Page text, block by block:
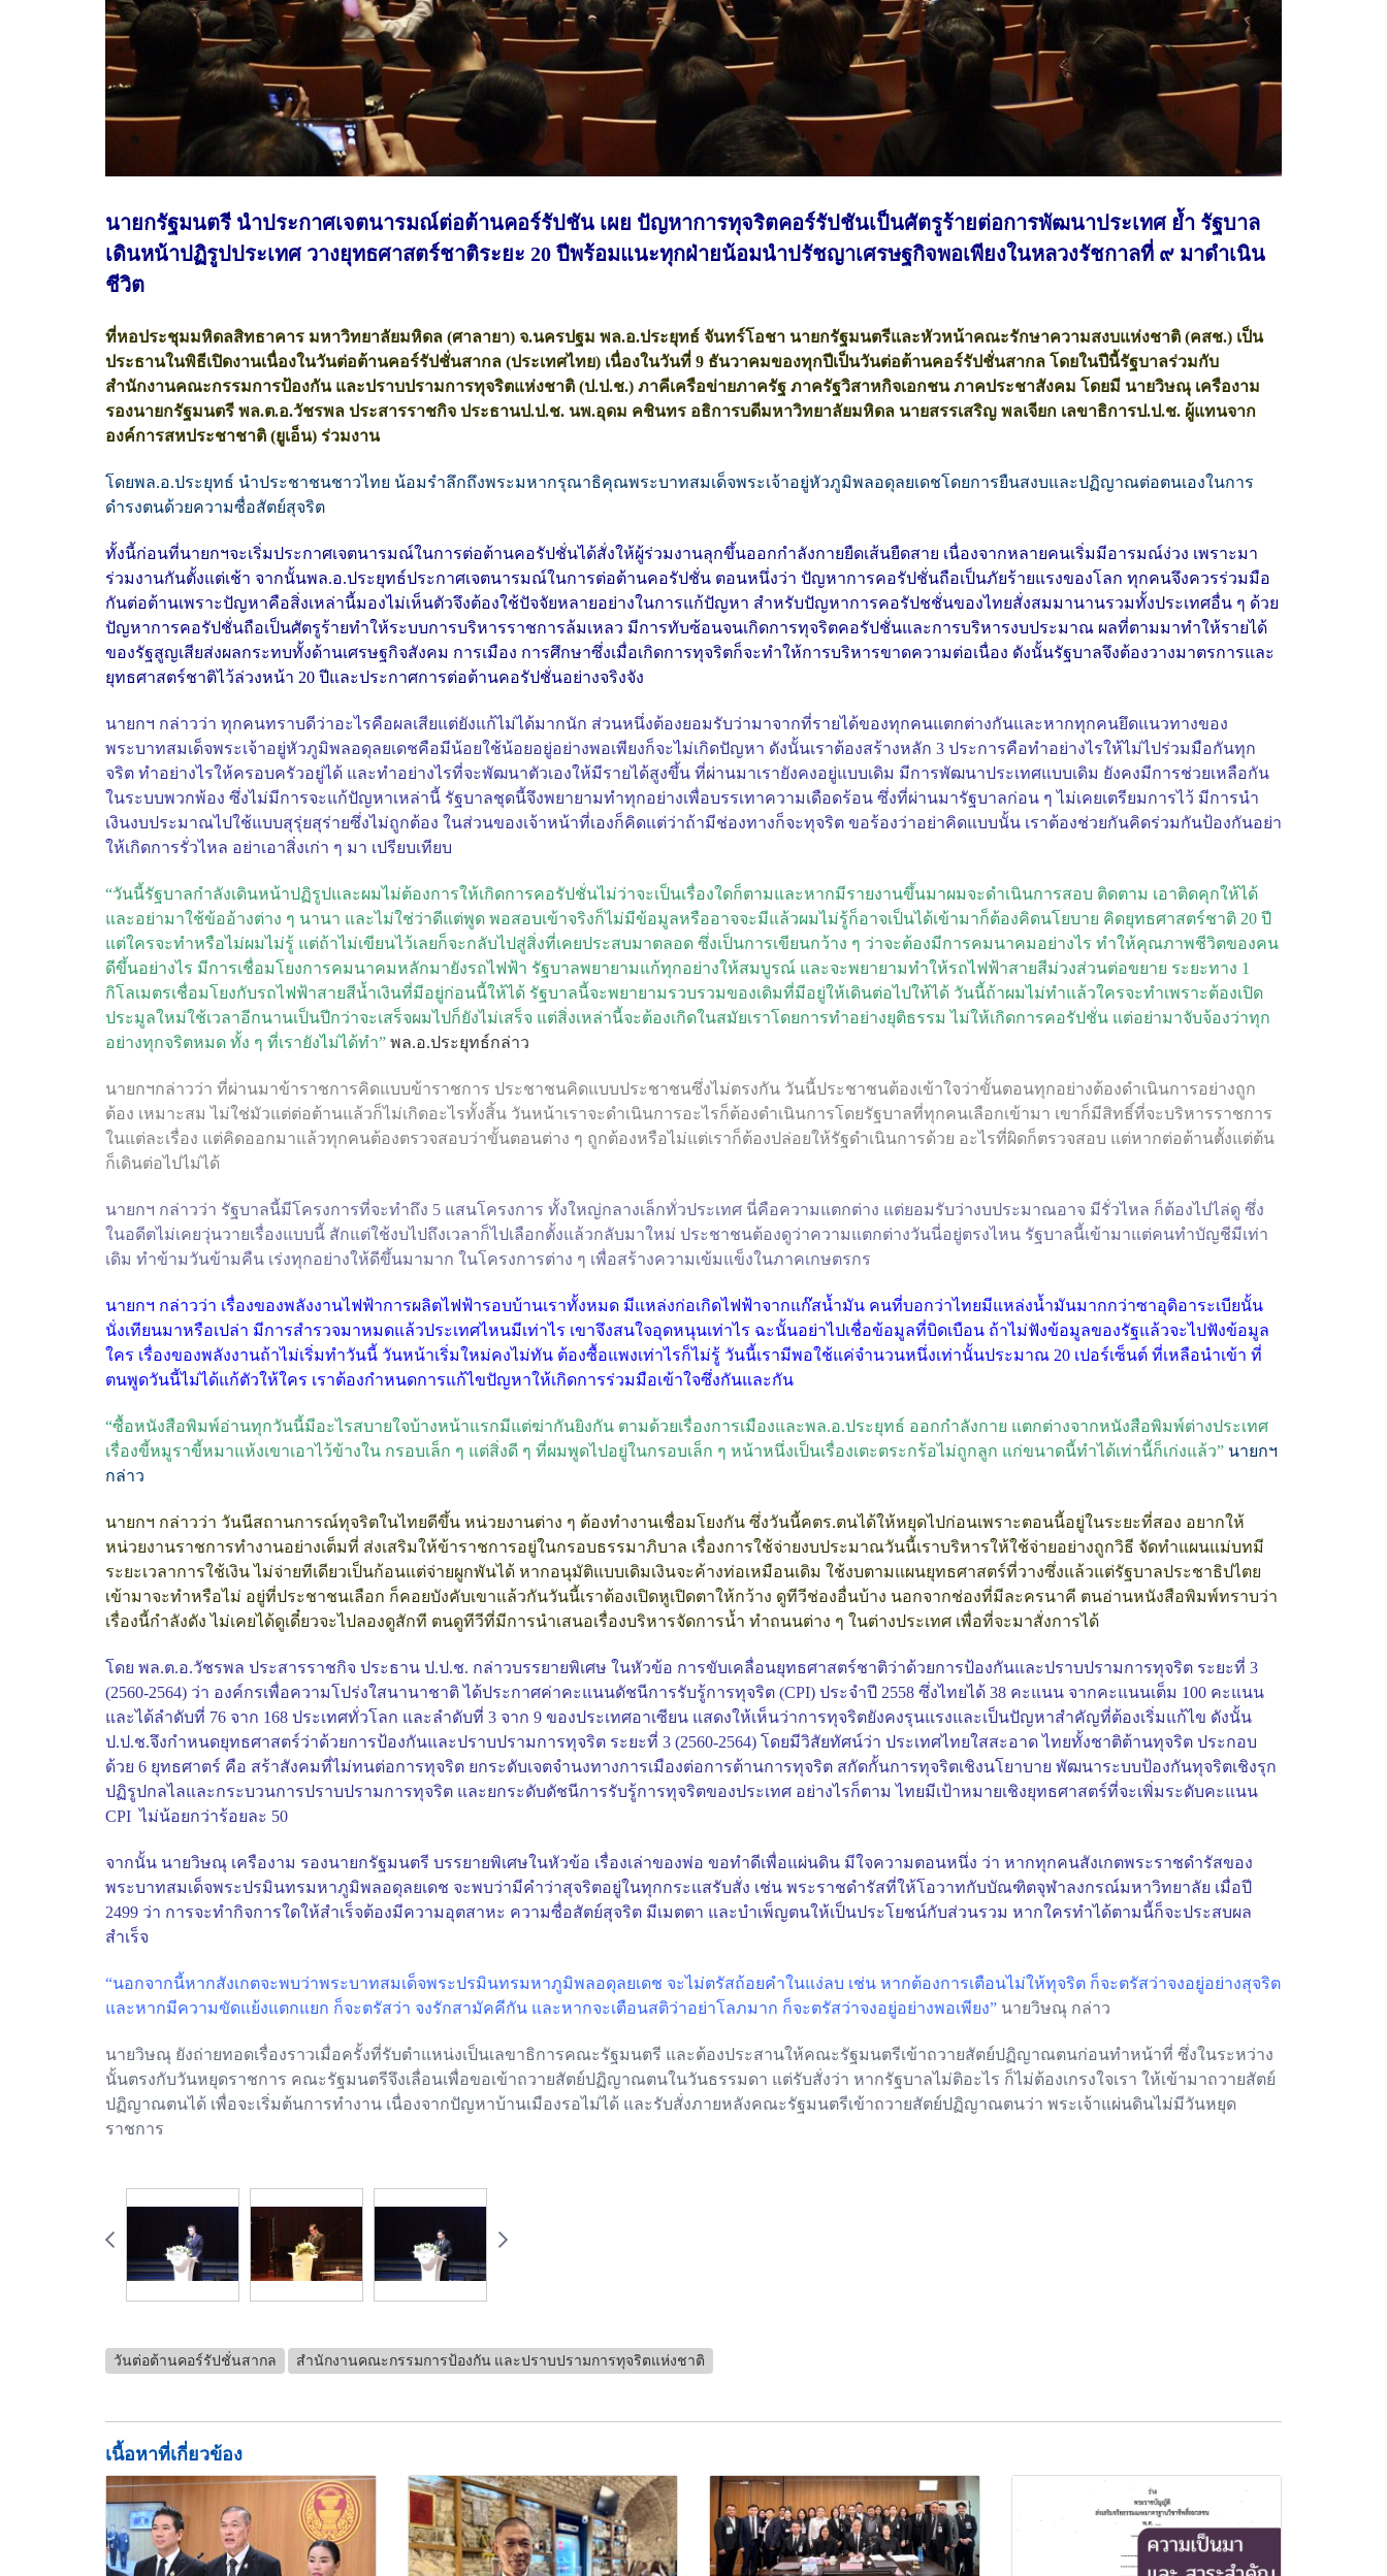
นายกรัฐมนตรี นำประกาศเจตนารมณ์ต่อต้านคอร์รัปชัน เผย ปัญหาการทุจริตคอร์รัปชันเป็นศัตรูร้ายต่อการพัฒนาประเทศ ย้ำ รัฐบาล
เดินหน้าปฏิรูปประเทศ วางยุทธศาสตร์ชาติระยะ 20 ปีพร้อมแนะทุกฝ่ายน้อมนำปรัชญาเศรษฐกิจพอเพียงในหลวงรัชกาลที่ ๙ มาดำเนิน
ชีวิต
ที่หอประชุมมหิดลสิทธาคาร มหาวิทยาลัยมหิดล (ศาลายา) จ.นครปฐม พล.อ.ประยุทธ์ จันทร์โอชา นายกรัฐมนตรีและหัวหน้าคณะรักษาความสงบแห่งชาติ (คสช.) เป็น
ประธานในพิธีเปิดงานเนื่องในวันต่อต้านคอร์รัปชั่นสากล (ประเทศไทย) เนื่องในวันที่ 9 ธันวาคมของทุกปีเป็นวันต่อต้านคอร์รัปชั่นสากล โดยในปีนี้รัฐบาลร่วมกับ
สำนักงานคณะกรรมการป้องกัน และปราบปรามการทุจริตแห่งชาติ (ป.ป.ช.) ภาคีเครือข่ายภาครัฐ ภาครัฐวิสาหกิจเอกชน ภาคประชาสังคม โดยมี นายวิษณุ เครืองาม
รองนายกรัฐมนตรี พล.ต.อ.วัชรพล ประสารราชกิจ ประธานป.ป.ช. นพ.อุดม คชินทร อธิการบดีมหาวิทยาลัยมหิดล นายสรรเสริญ พลเจียก เลขาธิการป.ป.ช. ผู้แทนจาก
องค์การสหประชาชาติ (ยูเอ็น) ร่วมงาน
โดยพล.อ.ประยุทธ์ นำประชาชนชาวไทย น้อมรำลึกถึงพระมหากรุณาธิคุณพระบาทสมเด็จพระเจ้าอยู่หัวภูมิพลอดุลยเดชโดยการยืนสงบและปฏิญาณต่อตนเองในการ
ดำรงตนด้วยความซื่อสัตย์สุจริต
ทั้งนี้ก่อนที่นายกฯจะเริ่มประกาศเจตนารมณ์ในการต่อต้านคอรัปชั่นได้สั่งให้ผู้ร่วมงานลุกขึ้นออกกำลังกายยืดเส้นยืดสาย เนื่องจากหลายคนเริ่มมีอารมณ์ง่วง เพราะมา
ร่วมงานกันตั้งแต่เช้า จากนั้นพล.อ.ประยุทธ์ประกาศเจตนารมณ์ในการต่อต้านคอรัปชั่น ตอนหนึ่งว่า ปัญหาการคอรัปชั่นถือเป็นภัยร้ายแรงของโลก ทุกคนจึงควรร่วมมือ
กันต่อต้านเพราะปัญหาคือสิ่งเหล่านี้มองไม่เห็นตัวจึงต้องใช้ปัจจัยหลายอย่างในการแก้ปัญหา สำหรับปัญหาการคอรัปชชั่นของไทยสั่งสมมานานรวมทั้งประเทศอื่น ๆ ด้วย
ปัญหาการคอรัปชั่นถือเป็นศัตรูร้ายทำให้ระบบการบริหารราชการล้มเหลว มีการทับซ้อนจนเกิดการทุจริตคอรัปชั่นและการบริหารงบประมาณ ผลที่ตามมาทำให้รายได้
ของรัฐสูญเสียส่งผลกระทบทั้งด้านเศรษฐกิจสังคม การเมือง การศึกษาซึ่งเมื่อเกิดการทุจริตก็จะทำให้การบริหารขาดความต่อเนื่อง ดังนั้นรัฐบาลจึงต้องวางมาตรการและ
ยุทธศาสตร์ชาติไว้ล่วงหน้า 20 ปีและประกาศการต่อต้านคอรัปชั่นอย่างจริงจัง
นายกฯ กล่าวว่า ทุกคนทราบดีว่าอะไรคือผลเสียแต่ยังแก้ไม่ได้มากนัก ส่วนหนึ่งต้องยอมรับว่ามาจากที่รายได้ของทุกคนแตกต่างกันและหากทุกคนยึดแนวทางของ
พระบาทสมเด็จพระเจ้าอยู่หัวภูมิพลอดุลยเดชคือมีน้อยใช้น้อยอยู่อย่างพอเพียงก็จะไม่เกิดปัญหา ดังนั้นเราต้องสร้างหลัก 3 ประการคือทำอย่างไรให้ไม่ไปร่วมมือกันทุก
จริต ทำอย่างไรให้ครอบครัวอยู่ได้ และทำอย่างไรที่จะพัฒนาตัวเองให้มีรายได้สูงขึ้น ที่ผ่านมาเรายังคงอยู่แบบเดิม มีการพัฒนาประเทศแบบเดิม ยังคงมีการช่วยเหลือกัน
ในระบบพวกพ้อง ซึ่งไม่มีการจะแก้ปัญหาเหล่านี้ รัฐบาลชุดนี้จึงพยายามทำทุกอย่างเพื่อบรรเทาความเดือดร้อน ซึ่งที่ผ่านมารัฐบาลก่อน ๆ ไม่เคยเตรียมการไว้ มีการนำ
เงินงบประมาณไปใช้แบบสุรุ่ยสุร่ายซึ่งไม่ถูกต้อง ในส่วนของเจ้าหน้าที่เองก็คิดแต่ว่าถ้ามีช่องทางก็จะทุจริต ขอร้องว่าอย่าคิดแบบนั้น เราต้องช่วยกันคิดร่วมกันป้องกันอย่า
ให้เกิดการรั่วไหล อย่าเอาสิ่งเก่า ๆ มา เปรียบเทียบ
“วันนี้รัฐบาลกำลังเดินหน้าปฏิรูปและผมไม่ต้องการให้เกิดการคอรัปชั่นไม่ว่าจะเป็นเรื่องใดก็ตามและหากมีรายงานขึ้นมาผมจะดำเนินการสอบ ติดตาม เอาติดคุกให้ได้
และอย่ามาใช้ข้ออ้างต่าง ๆ นานา และไม่ใช่ว่าดีแต่พูด พอสอบเข้าจริงก็ไม่มีข้อมูลหรืออาจจะมีแล้วผมไม่รู้ก็อาจเป็นได้เข้ามาก็ต้องคิดนโยบาย คิดยุทธศาสตร์ชาติ 20 ปี
แต่ใครจะทำหรือไม่ผมไม่รู้ แต่ถ้าไม่เขียนไว้เลยก็จะกลับไปสู่สิ่งที่เคยประสบมาตลอด ซึ่งเป็นการเขียนกว้าง ๆ ว่าจะต้องมีการคมนาคมอย่างไร ทำให้คุณภาพชีวิตของคน
ดีขึ้นอย่างไร มีการเชื่อมโยงการคมนาคมหลักมายังรถไฟฟ้า รัฐบาลพยายามแก้ทุกอย่างให้สมบูรณ์ และจะพยายามทำให้รถไฟฟ้าสายสีม่วงส่วนต่อขยาย ระยะทาง 1
กิโลเมตรเชื่อมโยงกับรถไฟฟ้าสายสีน้ำเงินที่มีอยู่ก่อนนี้ให้ได้ รัฐบาลนี้จะพยายามรวบรวมของเดิมที่มีอยู่ให้เดินต่อไปให้ได้ วันนี้ถ้าผมไม่ทำแล้วใครจะทำเพราะต้องเปิด
ประมูลใหม่ใช้เวลาอีกนานเป็นปีกว่าจะเสร็จผมไปก็ยังไม่เสร็จ แต่สิ่งเหล่านี้จะต้องเกิดในสมัยเราโดยการทำอย่างยุติธรรม ไม่ให้เกิดการคอรัปชั่น แต่อย่ามาจับจ้องว่าทุก
อย่างทุกจริตหมด ทั้ง ๆ ที่เรายังไม่ได้ทำ” พล.อ.ประยุทธ์กล่าว
นายกฯกล่าวว่า ที่ผ่านมาข้าราชการคิดแบบข้าราชการ ประชาชนคิดแบบประชาชนซึ่งไม่ตรงกัน วันนี้ประชาชนต้องเข้าใจว่าขั้นตอนทุกอย่างต้องดำเนินการอย่างถูก
ต้อง เหมาะสม ไม่ใช่มัวแต่ต่อต้านแล้วก็ไม่เกิดอะไรทั้งสิ้น วันหน้าเราจะดำเนินการอะไรก็ต้องดำเนินการโดยรัฐบาลที่ทุกคนเลือกเข้ามา เขาก็มีสิทธิ์ที่จะบริหารราชการ
ในแต่ละเรื่อง แต่คิดออกมาแล้วทุกคนต้องตรวจสอบว่าขั้นตอนต่าง ๆ ถูกต้องหรือไม่แต่เราก็ต้องปล่อยให้รัฐดำเนินการด้วย อะไรที่ผิดก็ตรวจสอบ แต่หากต่อต้านตั้งแต่ต้น
ก็เดินต่อไปไม่ได้
นายกฯ กล่าวว่า รัฐบาลนี้มีโครงการที่จะทำถึง 5 แสนโครงการ ทั้งใหญ่กลางเล็กทั่วประเทศ นี่คือความแตกต่าง แต่ยอมรับว่างบประมาณอาจ มีรั่วไหล ก็ต้องไปไล่ดู ซึ่ง
ในอดีตไม่เคยวุ่นวายเรื่องแบบนี้ สักแต่ใช้งบไปถึงเวลาก็ไปเลือกตั้งแล้วกลับมาใหม่ ประชาชนต้องดูว่าความแตกต่างวันนี่อยู่ตรงไหน รัฐบาลนี้เข้ามาแต่คนทำบัญชีมีเท่า
เดิม ทำข้ามวันข้ามคืน เร่งทุกอย่างให้ดีขึ้นมามาก ในโครงการต่าง ๆ เพื่อสร้างความเข้มแข็งในภาคเกษตรกร
นายกฯ กล่าวว่า เรื่องของพลังงานไฟฟ้าการผลิตไฟฟ้ารอบบ้านเราทั้งหมด มีแหล่งก่อเกิดไฟฟ้าจากแก๊สน้ำมัน คนที่บอกว่าไทยมีแหล่งน้ำมันมากกว่าซาอุดิอาระเบียนั้น
นั่งเทียนมาหรือเปล่า มีการสำรวจมาหมดแล้วประเทศไหนมีเท่าไร เขาจึงสนใจอุดหนุนเท่าไร ฉะนั้นอย่าไปเชื่อข้อมูลที่บิดเบือน ถ้าไม่ฟังข้อมูลของรัฐแล้วจะไปฟังข้อมูล
ใคร เรื่องของพลังงานถ้าไม่เริ่มทำวันนี้ วันหน้าเริ่มใหม่คงไม่ทัน ต้องซื้อแพงเท่าไรก็ไม่รู้ วันนี้เรามีพอใช้แค่จำนวนหนึ่งเท่านั้นประมาณ 20 เปอร์เซ็นต์ ที่เหลือนำเข้า ที่
ตนพูดวันนี้ไม่ได้แก้ตัวให้ใคร เราต้องกำหนดการแก้ไขปัญหาให้เกิดการร่วมมือเข้าใจซึ่งกันและกัน
“ซื้อหนังสือพิมพ์อ่านทุกวันนี้มีอะไรสบายใจบ้างหน้าแรกมีแต่ฆ่ากันยิงกัน ตามด้วยเรื่องการเมืองและพล.อ.ประยุทธ์ ออกกำลังกาย แตกต่างจากหนังสือพิมพ์ต่างประเทศ
เรื่องขี้หมูราขี้หมาแห้งเขาเอาไว้ข้างใน กรอบเล็ก ๆ แต่สิ่งดี ๆ ที่ผมพูดไปอยู่ในกรอบเล็ก ๆ หน้าหนึ่งเป็นเรื่องเตะตระกร้อไม่ถูกลูก แก่ขนาดนี้ทำได้เท่านี้ก็เก่งแล้ว” นายกฯ
กล่าว
นายกฯ กล่าวว่า วันนีสถานการณ์ทุจริตในไทยดีขึ้น หน่วยงานต่าง ๆ ต้องทำงานเชื่อมโยงกัน ซึ่งวันนี้คตร.ตนได้ให้หยุดไปก่อนเพราะตอนนี้อยู่ในระยะที่สอง อยากให้
หน่วยงานราชการทำงานอย่างเต็มที่ ส่งเสริมให้ข้าราชการอยู่ในกรอบธรรมาภิบาล เรื่องการใช้จ่ายงบประมาณวันนี้เราบริหารให้ใช้จ่ายอย่างถูกวิธี จัดทำแผนแม่บทมี
ระยะเวลาการใช้เงิน ไม่จ่ายทีเดียวเป็นก้อนแต่จ่ายผูกพันได้ หากอนุมัติแบบเดิมเงินจะค้างท่อเหมือนเดิม ใช้งบตามแผนยุทธศาสตร์ที่วางซึ่งแล้วแต่รัฐบาลประชาธิปไตย
เข้ามาจะทำหรือไม่ อยู่ที่ประชาชนเลือก ก็คอยบังคับเขาแล้วกันวันนี้เราต้องเปิดหูเปิดตาให้กว้าง ดูทีวีช่องอื่นบ้าง นอกจากช่องที่มีละครนาคี ตนอ่านหนังสือพิมพ์ทราบว่า
เรื่องนี้กำลังดัง ไม่เคยได้ดูเดี๋ยวจะไปลองดูสักที ตนดูทีวีที่มีการนำเสนอเรื่องบริหารจัดการน้ำ ทำถนนต่าง ๆ ในต่างประเทศ เพื่อที่จะมาสั่งการได้
โดย พล.ต.อ.วัชรพล ประสารราชกิจ ประธาน ป.ป.ช. กล่าวบรรยายพิเศษ ในหัวข้อ การขับเคลื่อนยุทธศาสตร์ชาติว่าด้วยการป้องกันและปราบปรามการทุจริต ระยะที่ 3
(2560-2564) ว่า องค์กรเพื่อความโปร่งใสนานาชาติ ได้ประกาศค่าคะแนนดัชนีการรับรู้การทุจริต (CPI) ประจำปี 2558 ซึ่งไทยได้ 38 คะแนน จากคะแนนเต็ม 100 คะแนน
และได้ลำดับที่ 76 จาก 168 ประเทศทั่วโลก และลำดับที่ 3 จาก 9 ของประเทศอาเซียน แสดงให้เห็นว่าการทุจริตยังคงรุนแรงและเป็นปัญหาสำคัญที่ต้องเริ่มแก้ไข ดังนั้น
ป.ป.ช.จึงกำหนดยุทธศาสตร์ว่าด้วยการป้องกันและปราบปรามการทุจริต ระยะที่ 3 (2560-2564) โดยมีวิสัยทัศน์ว่า ประเทศไทยใสสะอาด ไทยทั้งชาติต้านทุจริต ประกอบ
ด้วย 6 ยุทธศาตร์ คือ สร้าสังคมที่ไม่ทนต่อการทุจริต ยกระดับเจตจำนงทางการเมืองต่อการต้านการทุจริต สกัดกั้นการทุจริตเชิงนโยาบาย พัฒนาระบบป้องกันทุจริตเชิงรุก
ปฏิรูปกลไลและกระบวนการปราบปรามการทุจริต และยกระดับดัชนีการรับรู้การทุจริตของประเทศ อย่างไรก็ตาม ไทยมีเป้าหมายเชิงยุทธศาสตร์ที่จะเพิ่มระดับคะแนน
CPI ไม่น้อยกว่าร้อยละ 50
จากนั้น นายวิษณุ เครืองาม รองนายกรัฐมนตรี บรรยายพิเศษในหัวข้อ เรื่องเล่าของพ่อ ขอทำดีเพื่อแผ่นดิน มีใจความตอนหนึ่ง ว่า หากทุกคนสังเกตพระราชดำรัสของ
พระบาทสมเด็จพระปรมินทรมหาภูมิพลอดุลยเดช จะพบว่ามีคำว่าสุจริตอยู่ในทุกกระแสรับสั่ง เช่น พระราชดำรัสที่ให้โอวาทกับบัณฑิตจุฬาลงกรณ์มหาวิทยาลัย เมื่อปี
2499 ว่า การจะทำกิจการใดให้สำเร็จต้องมีความอุตสาหะ ความซื่อสัตย์สุจริต มีเมตตา และบำเพ็ญตนให้เป็นประโยชน์กับส่วนรวม หากใครทำได้ตามนี้ก็จะประสบผล
สำเร็จ
“นอกจากนี้หากสังเกตจะพบว่าพระบาทสมเด็จพระปรมินทรมหาภูมิพลอดุลยเดช จะไม่ตรัสถ้อยคำในแง่ลบ เช่น หากต้องการเตือนไม่ให้ทุจริต ก็จะตรัสว่าจงอยู่อย่างสุจริต
และหากมีความขัดแย้งแตกแยก ก็จะตรัสว่า จงรักสามัคคีกัน และหากจะเตือนสติว่าอย่าโลภมาก ก็จะตรัสว่าจงอยู่อย่างพอเพียง” นายวิษณุ กล่าว
นายวิษณุ ยังถ่ายทอดเรื่องราวเมื่อครั้งที่รับตำแหน่งเป็นเลขาธิการคณะรัฐมนตรี และต้องประสานให้คณะรัฐมนตรีเข้าถวายสัตย์ปฏิญาณตนก่อนทำหน้าที่ ซึ่งในระหว่าง
นั้นตรงกับวันหยุดราชการ คณะรัฐมนตรีจึงเลื่อนเพื่อขอเข้าถวายสัตย์ปฏิญาณตนในวันธรรมดา แต่รับสั่งว่า หากรัฐบาลไม่ติอะไร ก็ไม่ต้องเกรงใจเรา ให้เข้ามาถวายสัตย์
ปฏิญาณตนได้ เพื่อจะเริ่มต้นการทำงาน เนื่องจากปัญหาบ้านเมืองรอไม่ได้ และรับสั่งภายหลังคณะรัฐมนตรีเข้าถวายสัตย์ปฏิญาณตนว่า พระเจ้าแผ่นดินไม่มีวันหยุด
ราชการ
วันต่อต้านคอร์รัปชั่นสากล สำนักงานคณะกรรมการป้องกัน และปราบปรามการทุจริตแห่งชาติ
เนื้อหาที่เกี่ยวข้อง